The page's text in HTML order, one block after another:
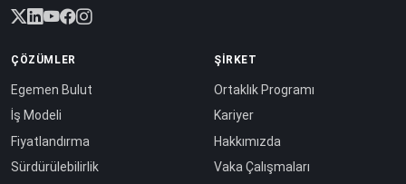
ÇÖZÜMLER
Egemen Bulut
İş Modeli
Fiyatlandırma
Sürdürülebilirlik
ŞIRKET
Ortaklık Programı
Kariyer
Hakkımızda
Vaka Çalışmaları